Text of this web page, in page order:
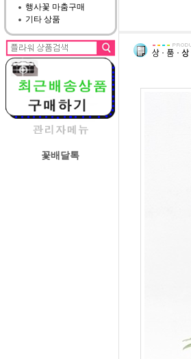
행사꽃 마춤구매
기타 상품
꽃배달톡